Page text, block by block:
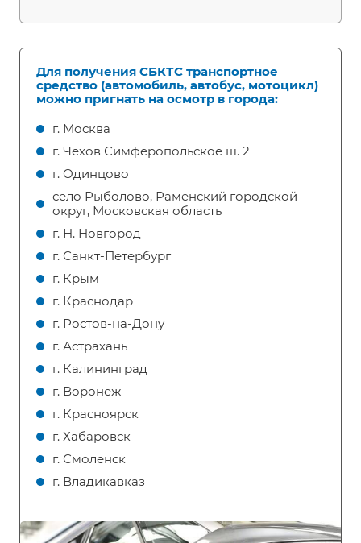
Для получения СБКТС транспортное
средство (автомобиль, автобус, мотоцикл)
можно пригнать на осмотр в города:
г. Москва
г. Чехов Симферопольское ш. 2
г. Одинцово
село Рыболово, Раменский городской
округ, Московская область
г. Н. Новгород
г. Санкт-Петербург
г. Крым
г. Краснодар
г. Ростов-на-Дону
г. Астрахань
г. Калининград
г. Воронеж
г. Красноярск
г. Хабаровск
г. Смоленск
г. Владикавказ